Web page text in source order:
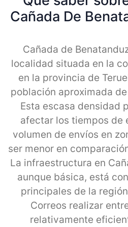
Cañada De
Cañada de
localidad situada en la
en la provincia de
población aproximada
Esta escasa densidad
afectar los tiempos de
volumen de envíos en
ser menor en
La infraestructura en
aunque básica, está
principales de la
Correos realizar
relativamente